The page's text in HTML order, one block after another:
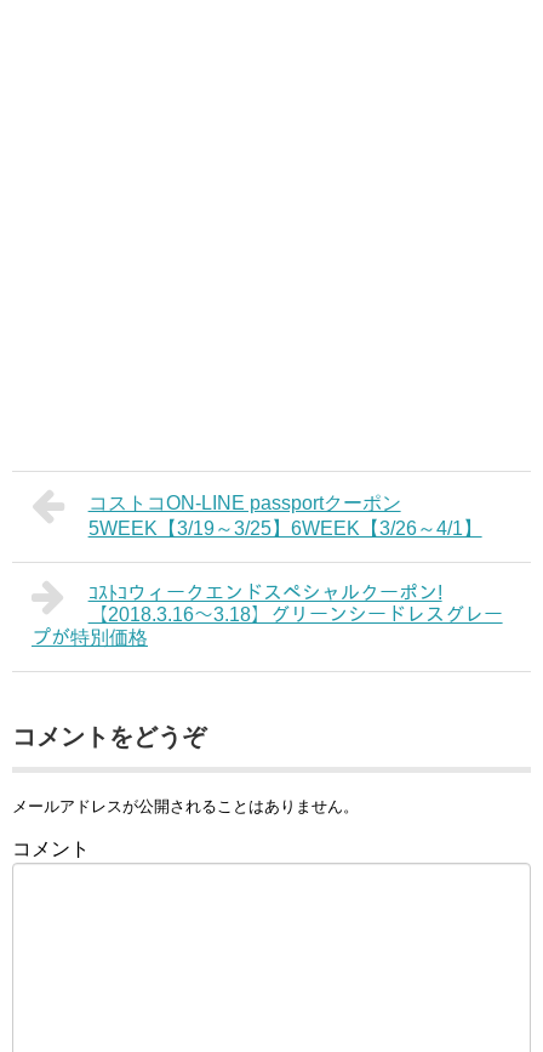
コストコON-LINE passportクーポン
5WEEK【3/19～3/25】6WEEK【3/26～4/1】
ｺｽﾄｺウィークエンドスペシャルクーポン!
【2018.3.16～3.18】グリーンシードレスグレー
プが特別価格
コメントをどうぞ
メールアドレスが公開されることはありません。
コメント